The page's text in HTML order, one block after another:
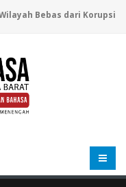
Bebas dari Korupsi